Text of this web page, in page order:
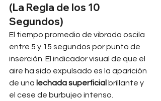
(La Regla de los 10
Segundos)
El tiempo promedio de vibrado oscila
entre 5 y 15 segundos por punto de
inserción. El indicador visual de que el
aire ha sido expulsado es la aparición
de una lechada superficial brillante y
el cese de burbujeo intenso.